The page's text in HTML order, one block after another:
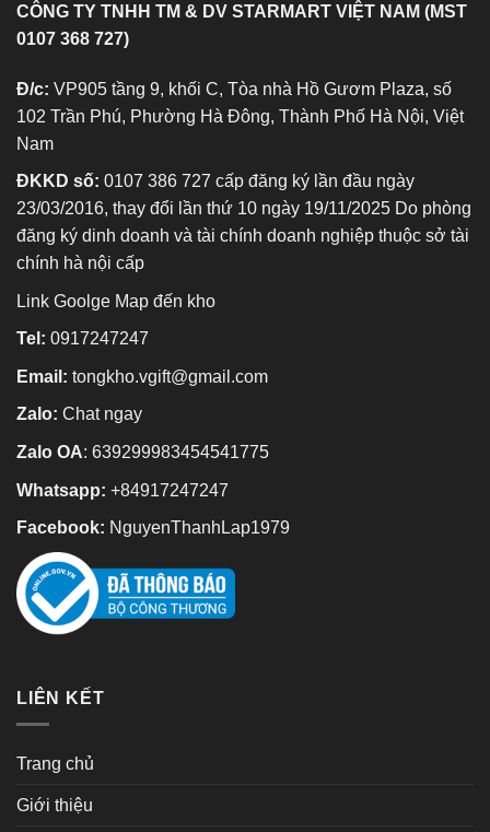
CÔNG TY TNHH TM & DV STARMART VIỆT NAM (MST
0107 368 727)
Đ/c: VP905 tầng 9, khối C, Tòa nhà Hồ Gươm Plaza, số
102 Trần Phú, Phường Hà Đông, Thành Phố Hà Nội, Việt
Nam
ĐKKD số: 0107 386 727 cấp đăng ký lần đầu ngày
23/03/2016, thay đổi lần thứ 10 ngày 19/11/2025 Do phòng
đăng ký dinh doanh và tài chính doanh nghiệp thuộc sở tài
chính hà nội cấp
Link Goolge Map đến kho
Tel: 0917247247
Email: tongkho.vgift@gmail.com
Zalo: Chat ngay
Zalo OA: 639299983454541775
Whatsapp: +84917247247
Facebook: NguyenThanhLap1979
LIÊN KẾT
Trang chủ
Giới thiệu